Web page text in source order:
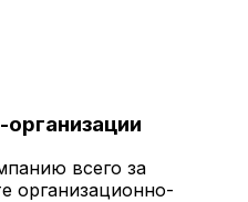
всего за
организационно-